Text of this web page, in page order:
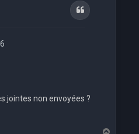
Citation
jointes non envoyées ?